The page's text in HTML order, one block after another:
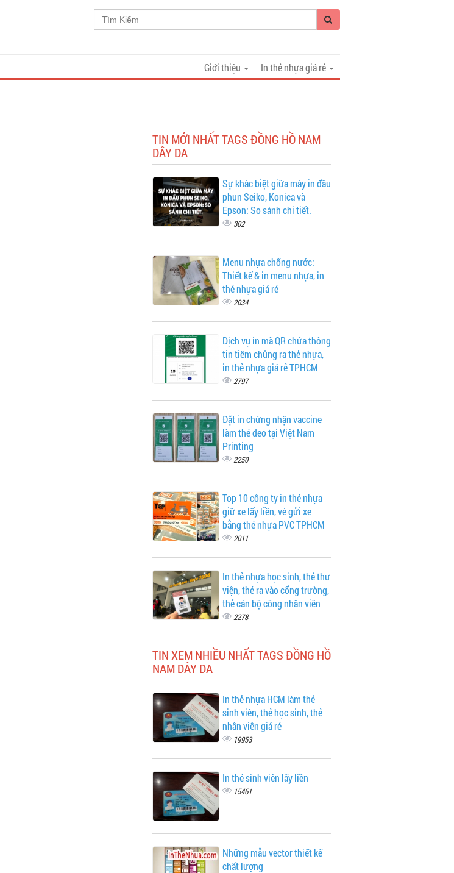
In thẻ nhựa giá rẻ
Giới thiệu
TIN MỚI NHẤT TAGS ĐỒNG HỒ NAM
DÂY DA
Sự khác biệt giữa máy in đầu
phun Seiko, Konica và
Epson: So sánh chi tiết.
302
Menu nhựa chống nước:
Thiết kế & in menu nhựa, in
thẻ nhựa giá rẻ
2034
Dịch vụ in mã QR chứa thông
tin tiêm chủng ra thẻ nhựa,
in thẻ nhựa giá rẻ TPHCM
2797
Đặt in chứng nhận vaccine
làm thẻ đeo tại Việt Nam
Printing
2250
Top 10 công ty in thẻ nhựa
giữ xe lấy liền, vé gửi xe
bằng thẻ nhựa PVC TPHCM
2011
In thẻ nhựa học sinh, thẻ thư
viện, thẻ ra vào cổng trường,
thẻ cán bộ công nhân viên
2278
TIN XEM NHIỀU NHẤT TAGS ĐỒNG HỒ
NAM DÂY DA
In thẻ nhựa HCM làm thẻ
sinh viên, thẻ học sinh, thẻ
nhân viên giá rẻ
19953
In thẻ sinh viên lấy liền
15461
Những mẫu vector thiết kế
chất lượng